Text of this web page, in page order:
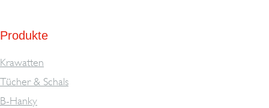
Produkte
Krawatten
Tücher & Schals
B-Hanky